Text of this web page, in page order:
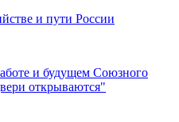
и пути России
и будущем Союзного
открываются"